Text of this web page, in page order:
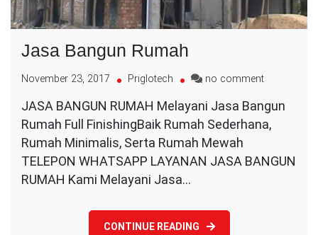
Jasa Bangun Rumah
November 23, 2017 Priglotech no commenton
Bangun
Rumah
JASA BANGUN RUMAH Melayani Jasa Bangun
Rumah Full FinishingBaik Rumah Sederhana,
Rumah Minimalis, Serta Rumah Mewah
TELEPON WHATSAPP LAYANAN JASA BANGUN
RUMAH Kami Melayani Jasa…
CONTINUE READING